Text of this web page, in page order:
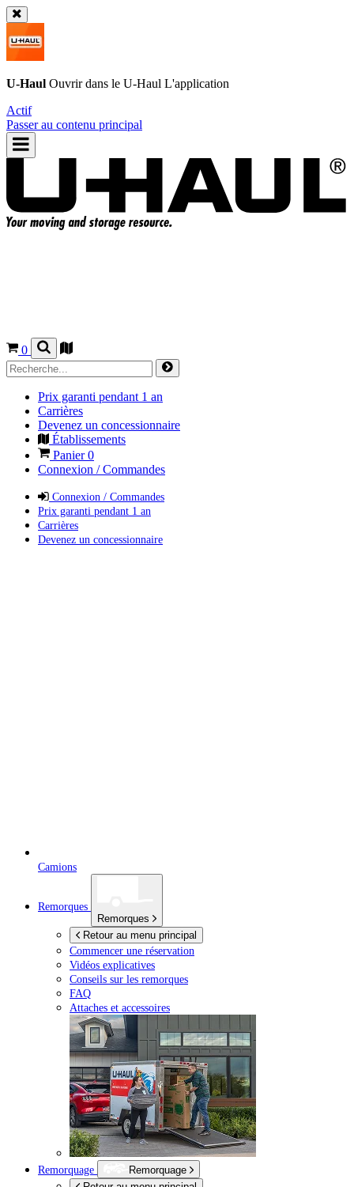
U-Haul Ouvrir dans le U-Haul L'application
Actif
Passer au contenu principal
0
Prix garanti pendant 1 an
Carrières
Devenez un concessionnaire
Établissements
Panier0
Connexion / Commandes
Connexion / Commandes
Prix garanti pendant 1 an
Carrières
Devenez un concessionnaire
Camions
Remorques
Remorques
Retour au menu principal
Commencer une réservation
Vidéos explicatives
Conseils sur les remorques
FAQ
Attaches et accessoires
Remorquage
Remorquage